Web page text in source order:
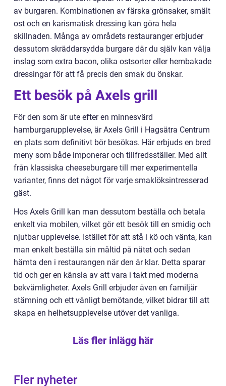
av burgaren. Kombinationen av färska grönsaker, smält
ost och en karismatisk dressing kan göra hela
skillnaden. Många av områdets restauranger erbjuder
dessutom skräddarsydda burgare där du själv kan välja
inslag som extra bacon, olika ostsorter eller hembakade
dressingar för att få precis den smak du önskar.
Ett besök på Axels grill
För den som är ute efter en minnesvärd
hamburgarupplevelse, är Axels Grill i Hagsätra Centrum
en plats som definitivt bör besökas. Här erbjuds en bred
meny som både imponerar och tillfredsställer. Med allt
från klassiska cheeseburgare till mer experimentella
varianter, finns det något för varje smaklöksintresserad
gäst.
Hos Axels Grill kan man dessutom beställa och betala
enkelt via mobilen, vilket gör ett besök till en smidig och
njutbar upplevelse. Istället för att stå i kö och vänta, kan
man enkelt beställa sin måltid på nätet och sedan
hämta den i restaurangen när den är klar. Detta sparar
tid och ger en känsla av att vara i takt med moderna
bekvämligheter. Axels Grill erbjuder även en familjär
stämning och ett vänligt bemötande, vilket bidrar till att
skapa en helhetsupplevelse utöver det vanliga.
Läs fler inlägg här
Fler nyheter